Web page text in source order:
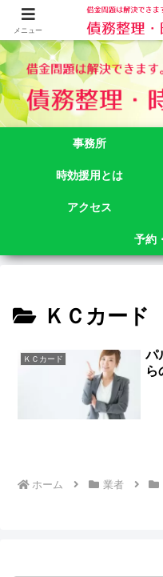
借金問題でお悩みなら司法書士
新宿区新宿二丁目５番１号
事務所
時効援用とは
アクセス
予約
ＫＣカード
ＫＣカード
パ
ら
ホーム 業者
メニュー